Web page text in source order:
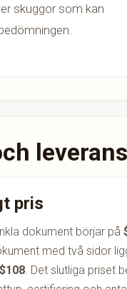
skuggor som kan
leverans
pris
dokument börjar på
med två sidor
$108. Det slutliga priset